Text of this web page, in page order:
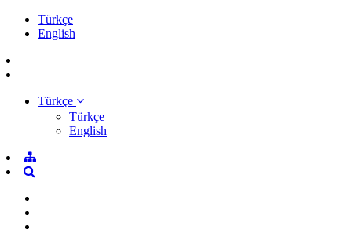
Türkçe
English
Türkçe
Türkçe
English